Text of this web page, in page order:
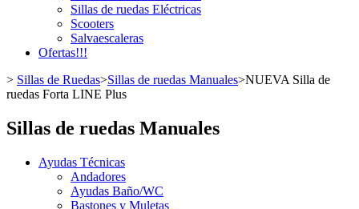
Sillas de ruedas Eléctricas
Scooters
Salvaescaleras
Ofertas!!!
> Sillas de Ruedas>Sillas de ruedas Manuales>NUEVA Silla de
ruedas Forta LINE Plus
Sillas de ruedas Manuales
Ayudas Técnicas
Andadores
Ayudas Baño/WC
Bastones y Muletas